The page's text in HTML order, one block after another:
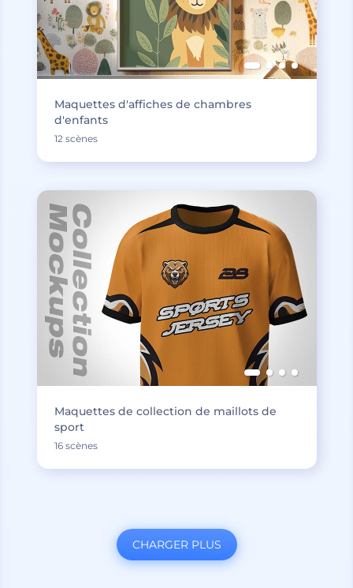
Maquettes d'affiches de chambres
d'enfants
12 scènes
Maquettes de collection de maillots de
sport
16 scènes
CHARGER PLUS